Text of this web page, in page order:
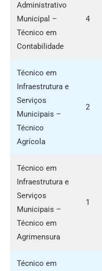
Administrativo
Municipal –
Técnico em
Contabilidade
4
Técnico em
Infraestrutura e
Serviços
Municipais –
Técnico
Agrícola
2
Técnico em
Infraestrutura e
Serviços
Municipais –
Técnico em
Agrimensura
1
Técnico em